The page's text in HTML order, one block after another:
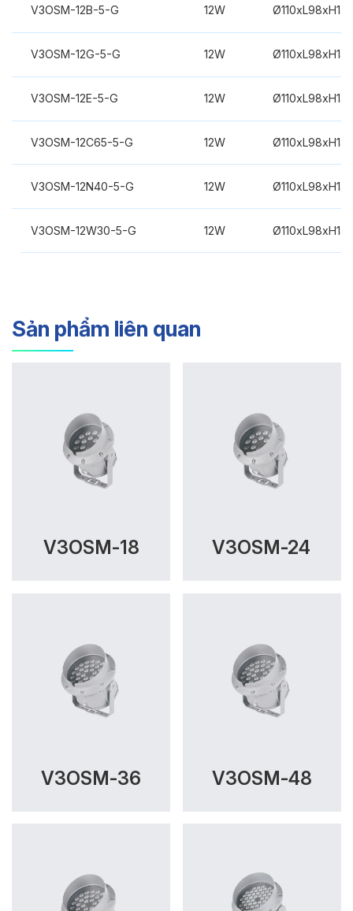
V3OSM-12B-5-G 12W
V3OSM-12G-5-G 12W
V3OSM-12E-5-G 12W
V3OSM-12C65-5-G 12W
V3OSM-12N40-5-G 12W
V3OSM-12W30-5-G 12W
Sản phẩm liên quan
V3OSM-18 V3OSM-24
V3OSM-36 V3OSM-48